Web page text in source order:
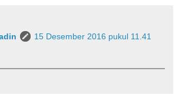
15 Desember 2016 pukul 11.41